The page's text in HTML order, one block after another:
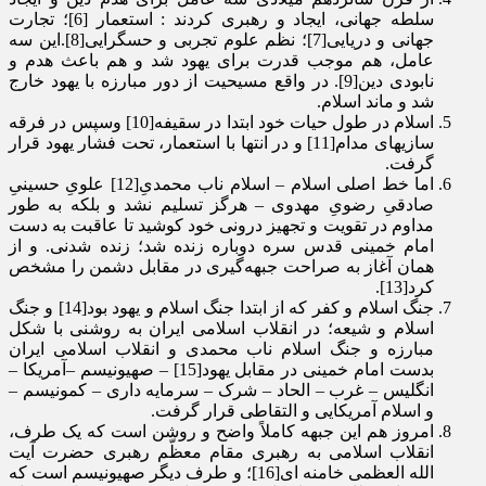
سلطه جهانی، ایجاد و رهبری کردند : استعمار [6]؛ تجارت
جهانی و دریایی[7]؛ نظم علوم­ تجربی و حس­گرایی[8].این سه
عامل، هم موجب قدرت برای یهود شد و هم باعث هدم و
نابودی دین[9]. در واقع مسیحیت از دور مبارزه با یهود خارج
شد و ماند اسلام.
اسلام در طول حیات خود ابتدا در سقیفه[10] وسپس در فرقه­‌
سازی­های مدام[11] و در انتها با استعمار، تحت فشار یهود قرار
گرفت.
اما خط اصلی اسلام – اسلام ناب محمدیِ[12] علویِ حسینیِ
صادقیِ رضویِ مهدوی – هرگز تسلیم نشد و بلکه به طور
مداوم در تقویت و تجهیز درونی خود کوشید تا عاقبت به دست
امام خمینی قدس سره دوباره زنده شد؛ زنده شدنی. و از
همان آغاز به صراحت جبهه­‌گیری در مقابل دشمن را مشخص
کرد[13].
جنگ اسلام و کفر که از ابتدا جنگ اسلام و یهود بود[14] و جنگ
اسلام و شیعه؛ در انقلاب اسلامی ایران به روشنی با شکل
مبارزه و جنگ اسلام ناب محمدی و انقلاب اسلامی ایران
بدست امام خمینی در مقابل یهود[15] – صهیونیسم –آمریکا –
انگلیس – غرب – الحاد – شرک – سرمایه داری – کمونیسم –
و اسلام آمریکایی و التقاطی قرار گرفت.
امروز هم این جبهه کاملاً واضح و روشن است که یک طرف،
انقلاب اسلامی به رهبری مقام معظّم رهبری حضرت آیت
الله العظمی خامنه ای[16]؛ و طرف دیگر صهیونیسم است که